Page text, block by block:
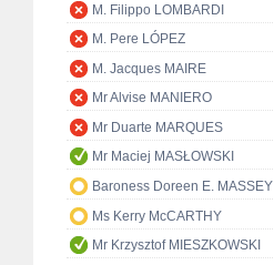
M. Filippo LOMBARDI
M. Pere LÓPEZ
M. Jacques MAIRE
Mr Alvise MANIERO
Mr Duarte MARQUES
Mr Maciej MASŁOWSKI
Baroness Doreen E. MASSEY
Ms Kerry McCARTHY
Mr Krzysztof MIESZKOWSKI